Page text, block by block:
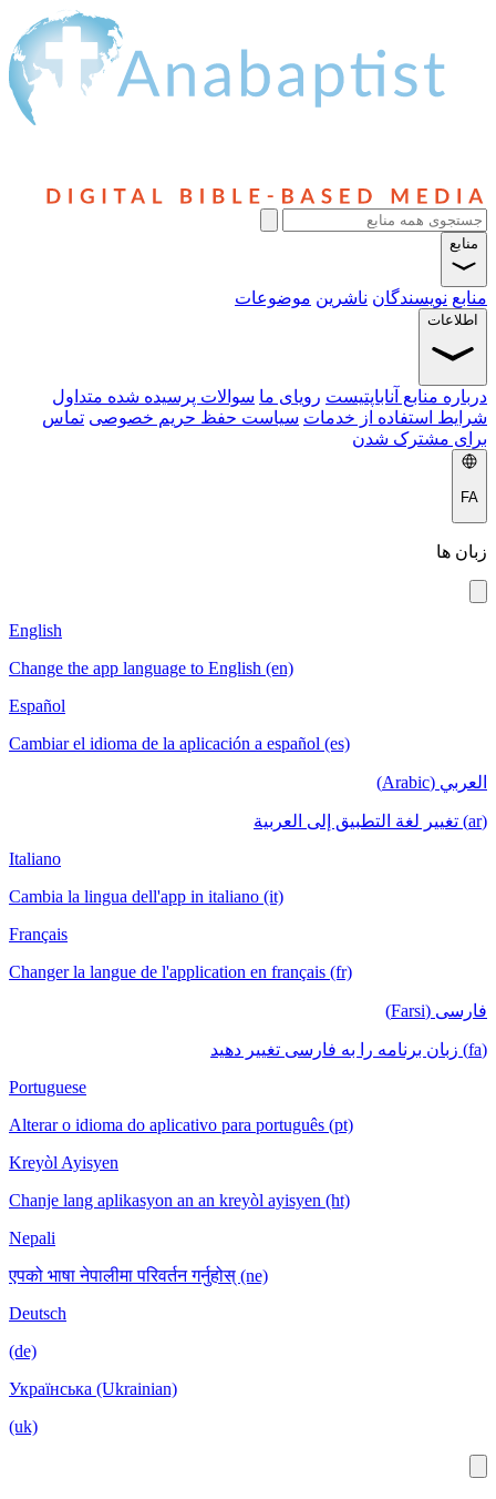
ناشرین موضوعات
آناباپتیست رویای ما سوالات پرسیده شده متداول
از خدمات
سیاست حفظ حریم خصوصی تماس
شدن
Change the app language to English (en)
Cambiar el idioma de la aplicación a español (es)
Cambia la lingua dell'app in italiano (it)
Changer la langue de l'application en français (fr)
Portuguese
Alterar o idioma do aplicativo para português (pt)
Kreyòl Ayisyen
Chanje lang aplikasyon an an kreyòl ayisyen (ht)
एपको भाषा नेपालीमा परिवर्तन गर्नुहोस् (ne)
Українська (Ukrainian)